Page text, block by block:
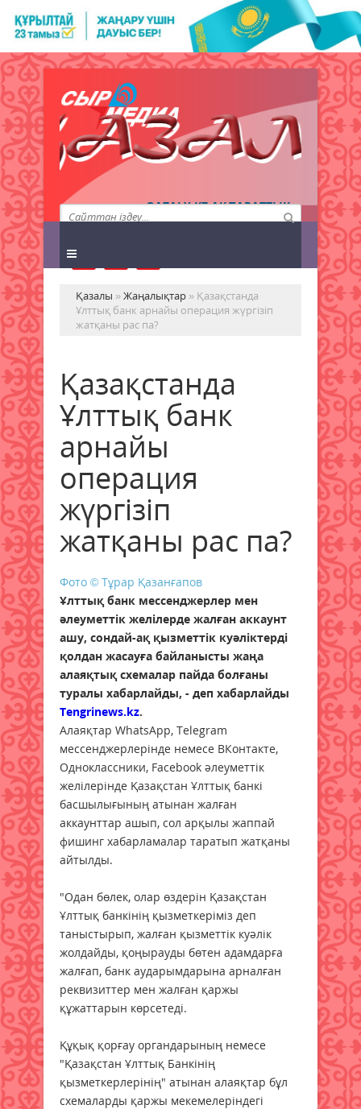
QAZALY.KZ АҚПАРАТТЫҚ
АГЕНТТІГІ
Қазалы »Жаңалықтар » Қазақстанда
Ұлттық банк арнайы операция жүргізіп
жатқаны рас па?
Қазақстанда
Ұлттық банк
арнайы
операция
жүргізіп
жатқаны рас па?
Фото ©️ Тұрар Қазанғапов
Ұлттық банк мессенджерлер мен
әлеуметтік желілерде жалған аккаунт
ашу, сондай-ақ қызметтік куәліктерді
қолдан жасауға байланысты жаңа
алаяқтық схемалар пайда болғаны
туралы хабарлайды, - деп хабарлайды
Tengrinews.kz.
Алаяқтар WhatsApp, Telegram
мессенджерлерінде немесе ВКонтакте,
Одноклассники, Facebook әлеуметтік
желілерінде Қазақстан Ұлттық банкі
басшылығының атынан жалған
аккаунттар ашып, сол арқылы жаппай
фишинг хабарламалар таратып жатқаны
айтылды.
"Одан бөлек, олар өздерін Қазақстан
Ұлттық банкінің қызметкеріміз деп
таныстырып, жалған қызметтік куәлік
жолдайды, қоңырауды бөтен адамдарға
жалғап, банк аударымдарына арналған
реквизиттер мен жалған қаржы
құжаттарын көрсетеді.
Құқық қорғау органдарының немесе
"Қазақстан Ұлттық Банкінің
қызметкерлерінің" атынан алаяқтар бұл
схемаларды қаржы мекемелеріндегі